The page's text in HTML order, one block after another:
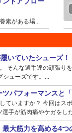
素がある場...
いていたシューズ！
そんな選手達の頑張り
ューズです。...
ツパフォーマンスと
ていますか？ 今回はス
手が筋肉痛やケガをした
最大筋力を高める4つ